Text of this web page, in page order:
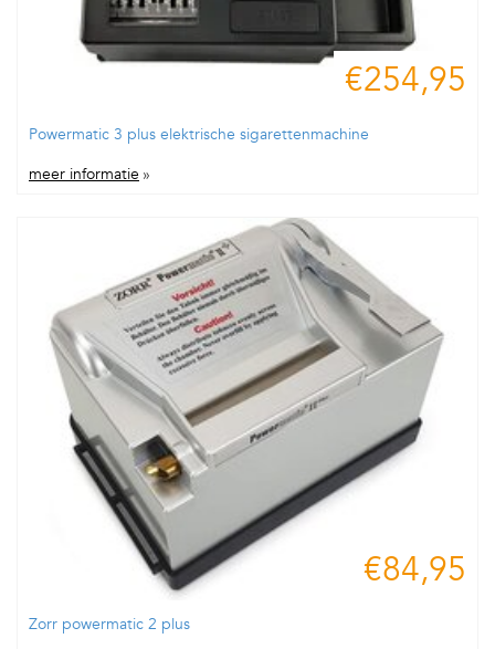
€254,95
Powermatic 3 plus elektrische sigarettenmachine
meer informatie »
€84,95
Zorr powermatic 2 plus